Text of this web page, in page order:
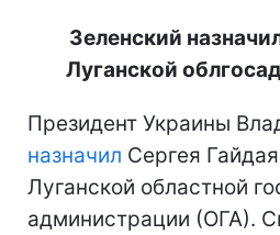
Зеленский
Луганской
Президент Украины
назначил Сергея
Луганской областной
администрации (ОГА).